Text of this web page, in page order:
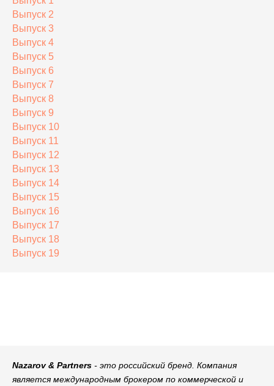
Выпуск 2
Выпуск 3
Выпуск 4
Выпуск 5
Выпуск 6
Выпуск 7
Выпуск 8
Выпуск 9
Выпуск 10
Выпуск 11
Выпуск 12
Выпуск 13
Выпуск 14
Выпуск 15
Выпуск 16
Выпуск 17
Выпуск 18
Выпуск 19
Nazarov & Partners - это российский бренд. Компания
является международным брокером по коммерческой и